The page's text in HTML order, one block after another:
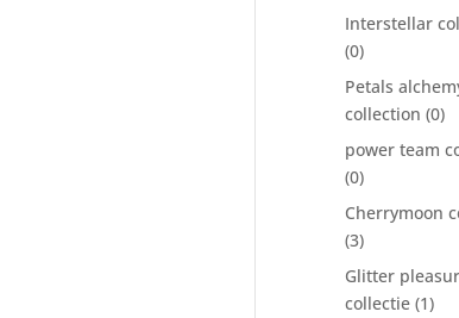
Interstellar
(0)
Petals
collection (0)
power team
(0)
Cherrymoon
(3)
Glitter
collectie (1)